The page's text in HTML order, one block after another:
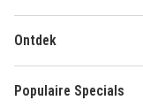
Ontdek
Populaire Specials